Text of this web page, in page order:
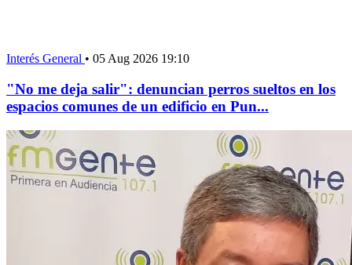
Interés General • 05 Aug 2026 19:10
"No me deja salir": denuncian perros sueltos en los
espacios comunes de un edificio en Pun...